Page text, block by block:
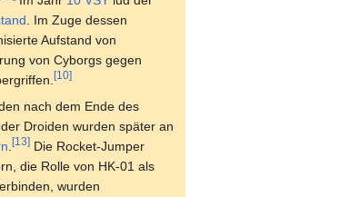
. Im Zuge dessen
Aufstand von
von Cyborgs gegen
[10]
nach dem Ende des
Droiden wurden später an
[13] Die Rocket-Jumper
die Rolle von HK-01 als
wurden